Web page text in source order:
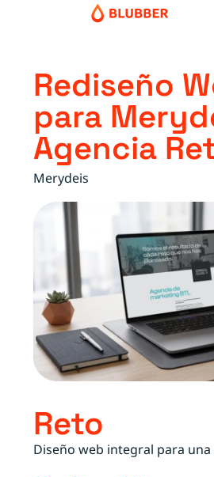
Rediseño
para
Agencia
Merydeis
Reto
Diseño web integral para una